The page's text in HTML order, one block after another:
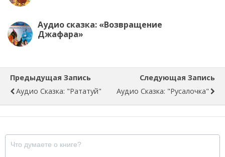
Аудио сказка: «Возвращение
Джафара»
Предыдущая Запись
Аудио Сказка: "Рататуй"
Следующая Запись
Аудио Сказка: "Русалочка"